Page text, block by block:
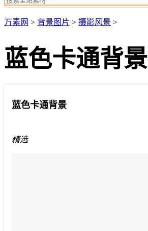
万素网 > 背景图片 > 摄影风景 >
蓝色卡通背景
蓝色卡通背景
精选